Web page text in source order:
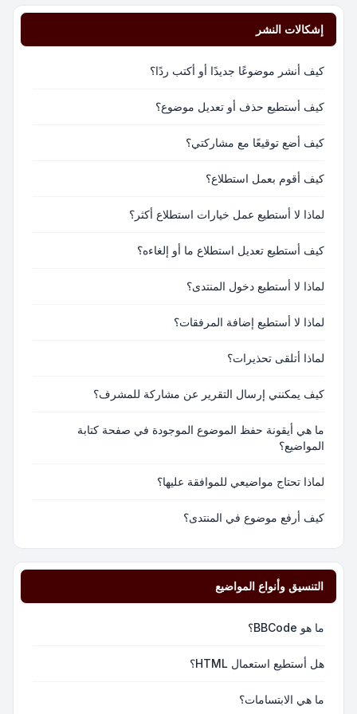
إشكالات النشر
كيف أنشر موضوعًا جديدًا أو أكتب ردًا؟
كيف أستطيع حذف أو تعديل موضوع؟
كيف أضع توقيعًا مع مشاركتي؟
كيف أقوم بعمل استطلاع؟
لماذا لا أستطيع عمل خيارات استطلاع أكثر؟
كيف أستطيع تعديل استطلاع ما أو إلغاءه؟
لماذا لا أستطيع دخول المنتدى؟
لماذا لا أستطيع إضافة المرفقات؟
لماذا أتلقى تحذيرات؟
كيف يمكنني إرسال التقرير عن مشاركة للمشرف؟
ما هي أيقونة حفظ الموضوع الموجودة في صفحة كتابة
المواضيع؟
لماذا تحتاج مواضيعي للموافقة عليها؟
كيف أرفع موضوع في المنتدى؟
التنسيق وأنواع المواضيع
ما هو BBCode؟
هل أستطيع استعمال HTML؟
ما هي الابتسامات؟